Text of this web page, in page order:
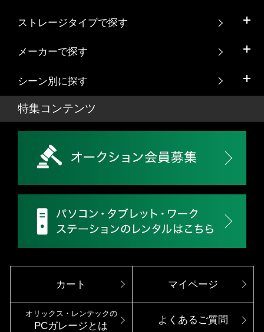
ストレージタイプで探す
メーカーで探す
シーン別に探す
特集コンテンツ
カート マイページ
オリックス・レンテックの
PCガレージとは
よくあるご質問